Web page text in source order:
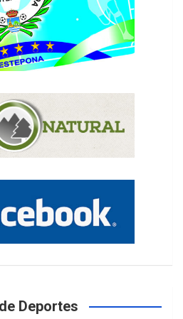
Deportes